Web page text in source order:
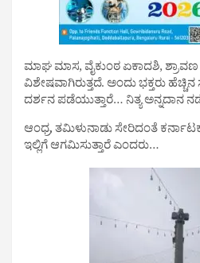
ಮಾಘ ಮಾಸ, ವೈಕುಂಠ ಏಕಾದಶಿ, ಶ್ರಾವಣ
ವಿಶೇಷವಾಗಿರುತ್ತದೆ. ಅಂದು ಭಕ್ತರು
ದರ್ಶನ ಪಡೆಯುತ್ತಾರೆ… ನಿತ್ಯ ಅನ್ನದಾನ
ಆಂಧ್ರ, ತಮಿಳುನಾಡು ಸೇರಿದಂತೆ
ಇಲ್ಲಿಗೆ ಆಗಮಿಸುತ್ತಾರೆ ಎಂದರು…